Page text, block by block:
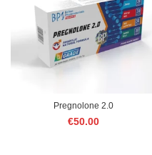
Pregnolone 2.0
€50.00